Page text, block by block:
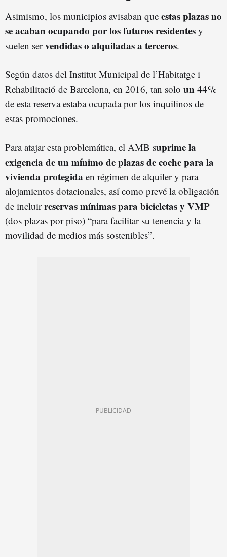
Asimismo, los municipios avisaban que estas plazas no
se acaban ocupando por los futuros residentes y
suelen servendidas o alquiladas a terceros.
Según datos del Institut Municipal de l’Habitatge i
Rehabilitació de Barcelona, en 2016, tan solo un 44%
de esta reserva estaba ocupada por los inquilinos de
estas promociones.
Para atajar esta problemática, el AMB suprime la
exigencia de un mínimo de plazas de coche para la
vivienda protegida en régimen de alquiler y para
alojamientos dotacionales, así como prevé la obligación
de incluirreservas mínimas para bicicletas y VMP
(dos plazas por piso) “para facilitar su tenencia y la
movilidad de medios más sostenibles”.